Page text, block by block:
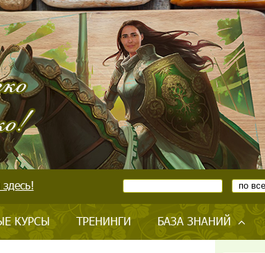
КУРСЫ ТРЕНИНГИ БАЗА ЗНАНИЙ